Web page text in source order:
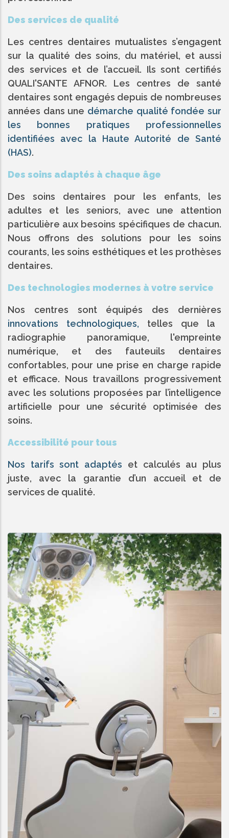
Des services de qualité
Les centres dentaires mutualistes s’engagent
sur la qualité des soins, du matériel, et aussi
des services et de l’accueil. Ils sont certifiés
QUALI'SANTE AFNOR. Les centres de santé
dentaires sont engagés depuis de nombreuses
années dans une démarche qualité fondée sur
les bonnes pratiques professionnelles
identifiées avec la Haute Autorité de Santé
(HAS).
Des soins adaptés à chaque âge
Des soins dentaires pour les enfants, les
adultes et les seniors, avec une attention
particulière aux besoins spécifiques de chacun.
Nous offrons des solutions pour les soins
courants, les soins esthétiques et les prothèses
dentaires.
Des technologies modernes à votre service
Nos centres sont équipés des dernières
innovations technologiques, telles que la
radiographie panoramique, l'empreinte
numérique, et des fauteuils dentaires
confortables, pour une prise en charge rapide
et efficace. Nous travaillons progressivement
avec les solutions proposées par l’intelligence
artificielle pour une sécurité optimisée des
soins.
Accessibilité pour tous
Nos tarifs sont adaptés et calculés au plus
juste, avec la garantie d’un accueil et de
services de qualité.